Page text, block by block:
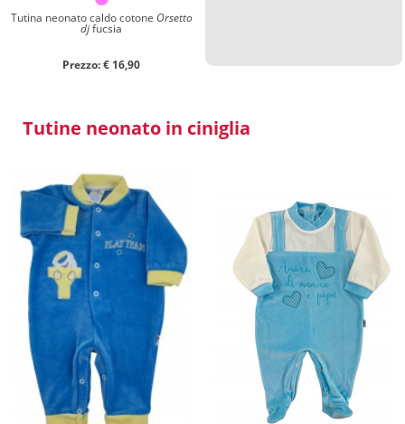
Tutina neonato caldo cotone Orsetto
djfucsia
Prezzo: € 16,90
Tutine neonato in ciniglia